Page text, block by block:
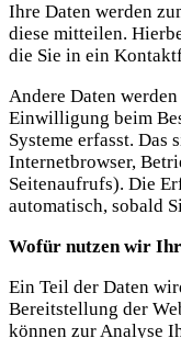
Ihre Daten werden
diese mitteilen.
die Sie in ein
Andere Daten
Einwilligung beim
Systeme erfasst. Das
Internetbrowser,
Seitenaufrufs). Die
automatisch, sobald
Wofür nutzen wir
Ein Teil der Daten
Bereitstellung der
können zur Analyse